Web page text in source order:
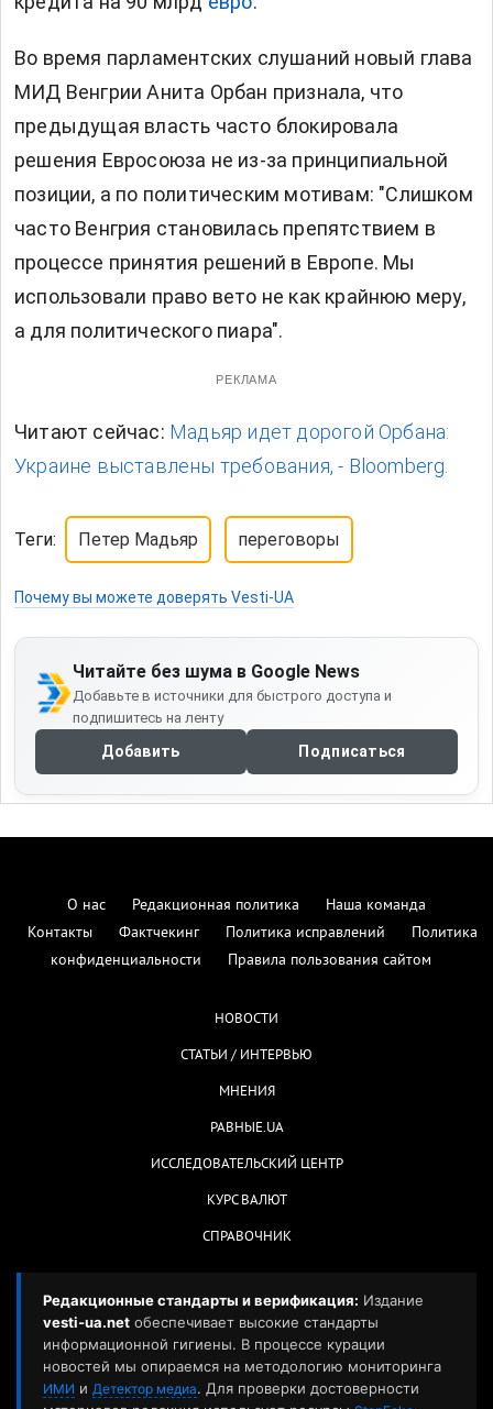
Во время парламентских слушаний новый глава
МИД Венгрии Анита Орбан признала, что
предыдущая власть часто блокировала
решения Евросоюза не из-за принципиальной
позиции, а по политическим мотивам: "Слишком
часто Венгрия становилась препятствием в
процессе принятия решений в Европе. Мы
использовали право вето не как крайнюю меру,
а для политического пиара".
РЕКЛАМА
Читают сейчас: Мадьяр идет дорогой Орбана:
Украине выставлены требования, - Bloomberg.
Теги: Петер Мадьяр переговоры
Почему вы можете доверять Vesti-UA
Читайте без шума в Google News
Добавьте в источники для быстрого доступа и
подпишитесь на ленту
Добавить Подписаться
О нас Редакционная политика
Наша команда
Контакты
Фактчекинг Политика исправлений
Политика
конфиденциальности
Правила пользования сайтом
НОВОСТИ
СТАТЬИ / ИНТЕРВЬЮ
МНЕНИЯ
РАВНЫЕ.UA
ИССЛЕДОВАТЕЛЬСКИЙ ЦЕНТР
КУРС ВАЛЮТ
СПРАВОЧНИК
Редакционные стандарты и верификация: Издание
vesti-ua.net обеспечивает высокие стандарты
информационной гигиены. В процессе курации
новостей мы опираемся на методологию мониторинга
ИМИ и Детектор медиа. Для проверки достоверности